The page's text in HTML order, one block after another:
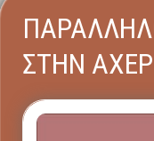
ΣΤΗΝ